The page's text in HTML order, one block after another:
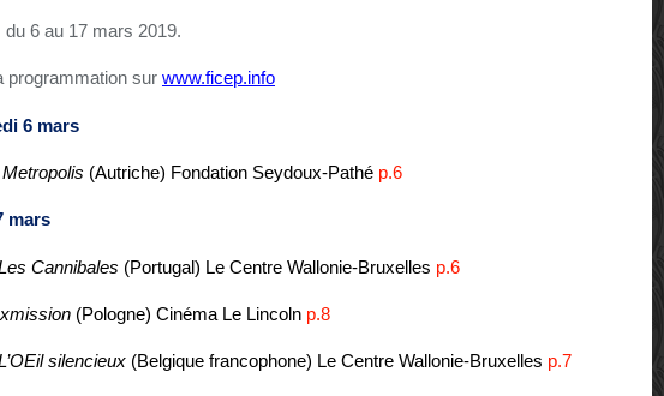
du 6 au 17 mars 2019.
programmation sur www.ficep.info
6 mars
Metropolis (Autriche) Fondation Seydoux-Pathé p.6
mars
Cannibales (Portugal) Le Centre Wallonie-Bruxelles p.6
(Pologne) Cinéma Le Lincoln p.8
silencieux (Belgique francophone) Le Centre Wallonie-Bruxelles p.7